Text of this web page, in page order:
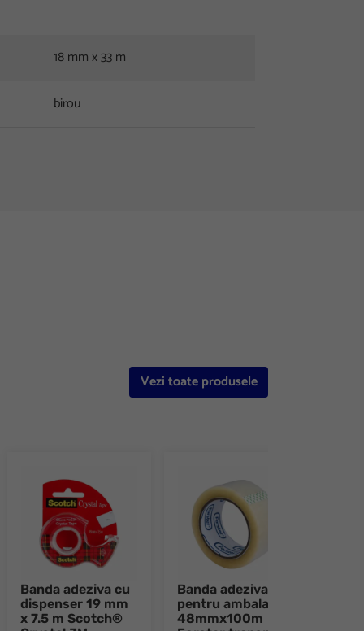
18 mm x 33 m
birou
Vezi toate produsele
Banda adeziva cu
dispenser 19 mm
x 7.5 m Scotch®
Banda adeziva
pentru ambalat
48mmx100m